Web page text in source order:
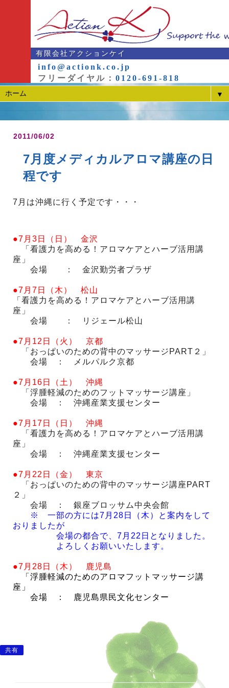
有限会社アクションケイ
info@actionk.co.jp
フリーダイヤル： 0120-691-818
▼
2011/06/02
7月度メディカルアロマ講座の日
程です
7月は沖縄に行く予定です・・・
●7月3日（日） 金沢
「看護力を高める！アロマケアとハーブ活用講
座」
会場 ： 金沢勤労者プラザ
●7月7日（木） 松山
「看護力を高める！アロマケアとハーブ活用講
座」
会場 ： リジェール松山
●7月12日（火） 京都
「おっぱいのための背中のマッサージPART２」
会場 ： メルパルク京都
●7月16日（土） 沖縄
「浮腫軽減のためのフットマッサージ講座」
会場 ： 沖縄産業支援センター
●7月17日（日） 沖縄
「看護力を高める！アロマケアとハーブ活用講
座」
会場 ： 沖縄産業支援センター
●7月22日（金） 東京
「おっぱいのための背中のマッサージ講座PART
２」
会場 ： 銀座ブロッサム中央会館
※ 一部の方には7月28日（木）と案内をして
おりましたが
会場の都合で、7月22日となりました。
よろしくお願いいたします。
●7月28日（木） 鹿児島
「浮腫軽減のためのアロマフットマッサージ講
座」
会場 ： 鹿児島県民文化センター
共有